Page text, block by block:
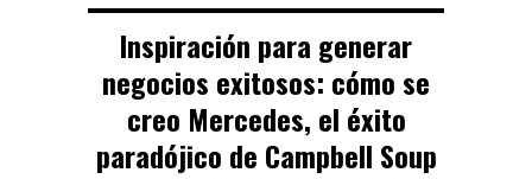
Inspiración para generar
negocios exitosos: cómo se
creo Mercedes, el éxito
paradójico de Campbell Soup